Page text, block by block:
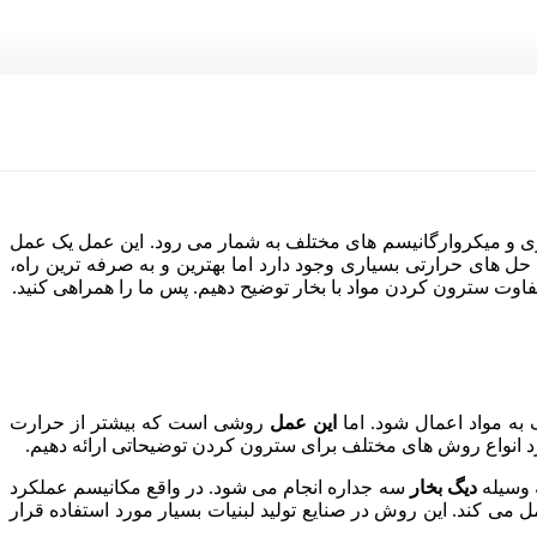
و میکروارگانیسم های مختلف به شمار می رود. این عمل یک عمل
حرارتی بسیاری وجود دارد اما بهترین و به صرفه ترین راه،
سترون کردن مواد با بخار توضیح دهیم. پس ما را همراهی کنید.
مواد اعمال شود. اما این عمل روشی است که بیشتر از حرارت
روش های مختلف برای سترون کردن توضیحاتی ارائه دهیم.
وسیلهدیگ بخار سه جداره انجام می شود. در واقع مکانیسم عملکرد
این روش در صنایع تولید لبنیات بسیار مورد استفاده قرار